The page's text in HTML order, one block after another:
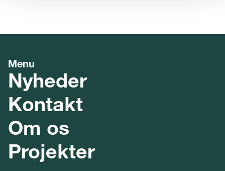
Menu
Nyheder
Kontakt
Om os
Projekter